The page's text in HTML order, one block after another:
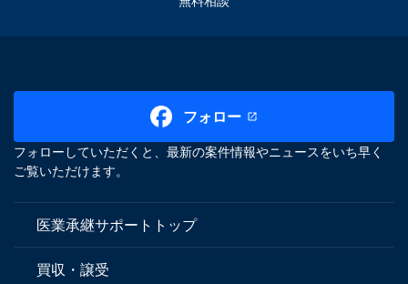
フォロー
フォローしていただくと、最新の案件情報やニュースをいち早く
ご覧いただけます。
医業承継サポートトップ
買収・譲受